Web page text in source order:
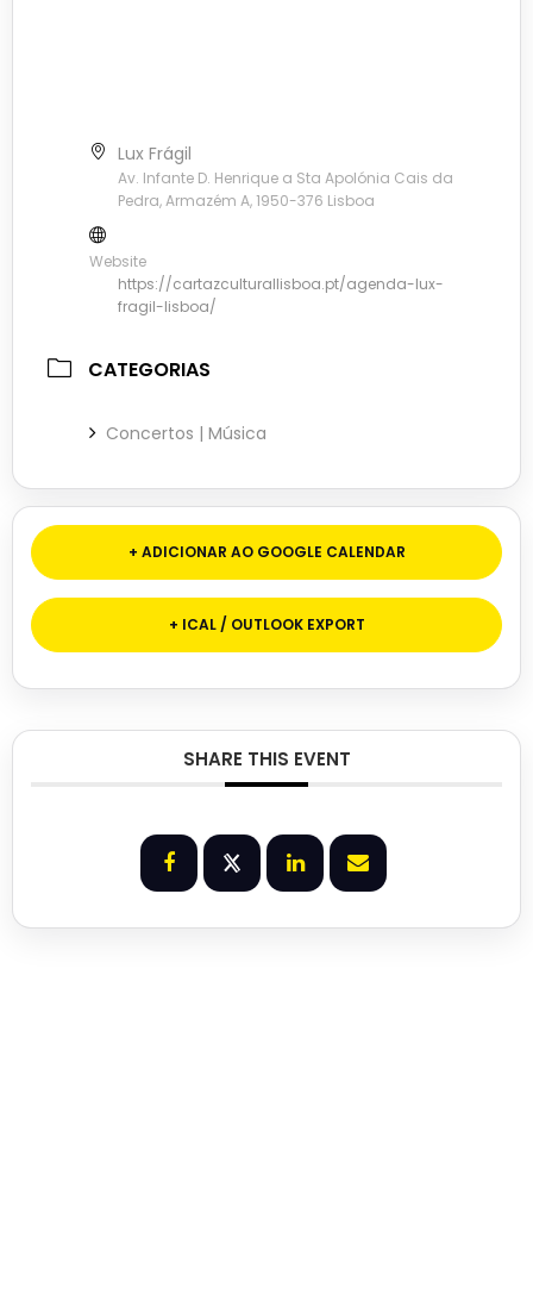
Lux Frágil
Av. Infante D. Henrique a Sta Apolónia Cais da
Pedra, Armazém A, 1950-376 Lisboa
Website
https://cartazculturallisboa.pt/agenda-lux-
fragil-lisboa/
CATEGORIAS
Concertos | Música
+ ADICIONAR AO GOOGLE CALENDAR
+ ICAL / OUTLOOK EXPORT
SHARE THIS EVENT